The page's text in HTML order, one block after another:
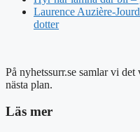
Laurence Auzière-
dotter
På nyhetssurr.se samlar vi
nästa plan.
Läs mer